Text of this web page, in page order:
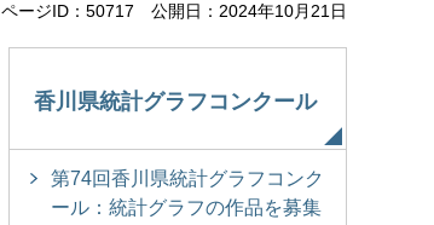
ページID：50717 公開日：2024年10月21日
香川県統計グラフコンクール
第74回香川県統計グラフコンク
ール：統計グラフの作品を募集